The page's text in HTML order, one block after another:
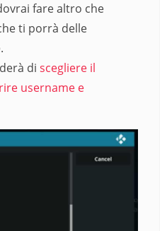
fare altro che
ti porrà delle
di scegliere il
username e